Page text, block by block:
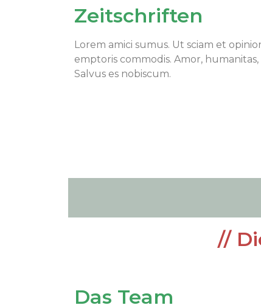
Zeitschriften
Lorem amici sumus. Ut sciam et
emptoris commodis. Amor,
Salvus es nobiscum.
//
Das Team